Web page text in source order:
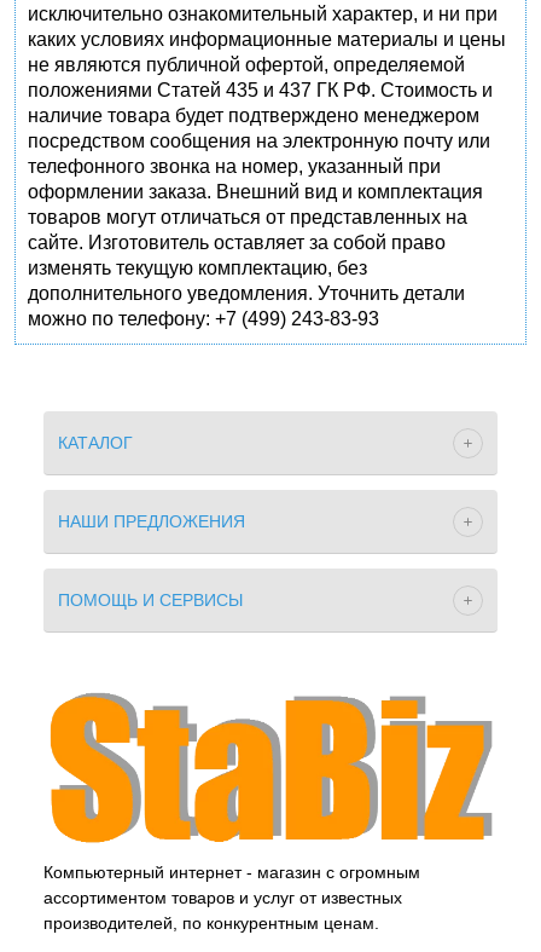
исключительно ознакомительный характер, и ни при
каких условиях информационные материалы и цены
не являются публичной офертой, определяемой
положениями Статей 435 и 437 ГК РФ. Стоимость и
наличие товара будет подтверждено менеджером
посредством сообщения на электронную почту или
телефонного звонка на номер, указанный при
оформлении заказа. Внешний вид и комплектация
товаров могут отличаться от представленных на
сайте. Изготовитель оставляет за собой право
изменять текущую комплектацию, без
дополнительного уведомления. Уточнить детали
можно по телефону: +7 (499) 243-83-93
КАТАЛОГ
НАШИ ПРЕДЛОЖЕНИЯ
ПОМОЩЬ И СЕРВИСЫ
Компьютерный интернет - магазин с огромным
ассортиментом товаров и услуг от известных
производителей, по конкурентным ценам.